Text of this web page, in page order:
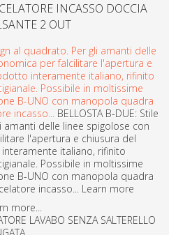
INCASSO DOCCIA
2 OUT
al quadrato. Per gli amanti delle
per falcilitare l'apertura e
interamente italiano, rifinito
Possibile in moltissime
B-UNO con manopola quadra
incasso... BELLOSTA B-DUE: Stile
amanti delle linee spigolose con
l'apertura e chiusura del
italiano, rifinito
Possibile in moltissime
B-UNO con manopola quadra
incasso... Learn more
more...